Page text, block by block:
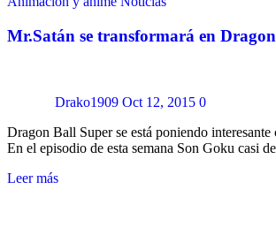
Mr.Satán se transformará en
Drako1909 Oct 12, 2015 0
Dragon Ball Super se está poniendo interesante
En el episodio de esta semana Son Goku casi
Leer más